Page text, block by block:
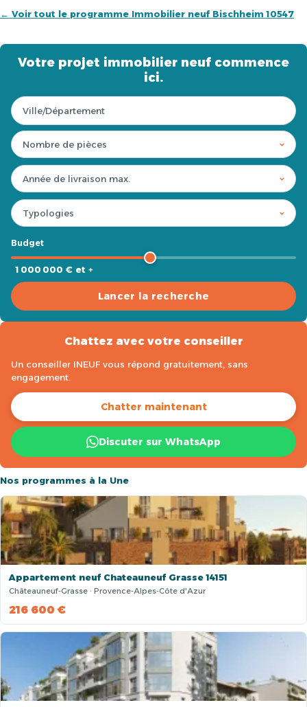
← Voir tout le programme Immobilier neuf Bischheim 10547
Votre projet immobilier neuf commence
ici.
Budget
1 000 000 € et +
Lancer la recherche
Chattez avec votre conseiller
Un conseiller INEUF vous répond gratuitement, sans
engagement.
Chatter maintenant
Discuter sur WhatsApp
Nos programmes à la Une
Appartement neuf Chateauneuf Grasse 14151
Châteauneuf-Grasse · Provence-Alpes-Côte d'Azur
216 600 €